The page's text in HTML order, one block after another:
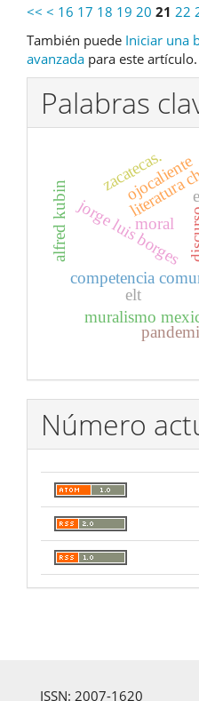
<< < 16 17 18 19 20 21 22
También puede Iniciar una
avanzada para este artículo.
Palabras
competencia
jorge luis borges
moral
alfred kubin literatura
elt
muralismo
ojocaliente
zacatecas.
Número
ISSN: 2007-1620